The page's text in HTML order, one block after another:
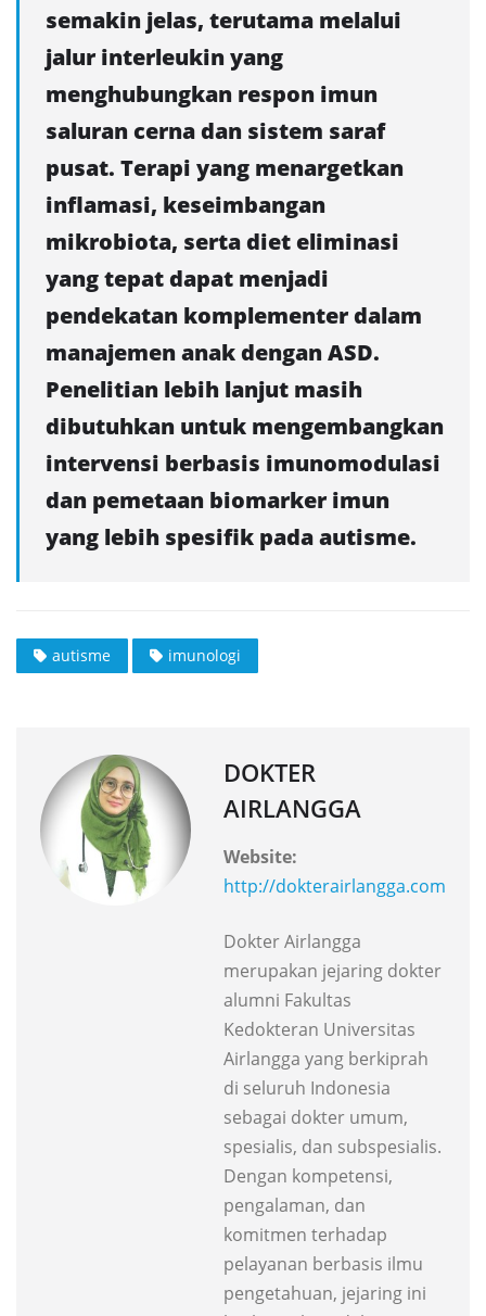
semakin jelas, terutama melalui
jalur interleukin yang
menghubungkan respon imun
saluran cerna dan sistem saraf
pusat. Terapi yang menargetkan
inflamasi, keseimbangan
mikrobiota, serta diet eliminasi
yang tepat dapat menjadi
pendekatan komplementer dalam
manajemen anak dengan ASD.
Penelitian lebih lanjut masih
dibutuhkan untuk mengembangkan
intervensi berbasis imunomodulasi
dan pemetaan biomarker imun
yang lebih spesifik pada autisme.
autisme imunologi
DOKTER
AIRLANGGA
Website:
http://dokterairlangga.com
Dokter Airlangga
merupakan jejaring dokter
alumni Fakultas
Kedokteran Universitas
Airlangga yang berkiprah
di seluruh Indonesia
sebagai dokter umum,
spesialis, dan subspesialis.
Dengan kompetensi,
pengalaman, dan
komitmen terhadap
pelayanan berbasis ilmu
pengetahuan, jejaring ini